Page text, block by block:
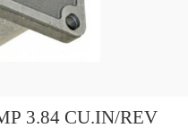
3.84 CU.IN/REV